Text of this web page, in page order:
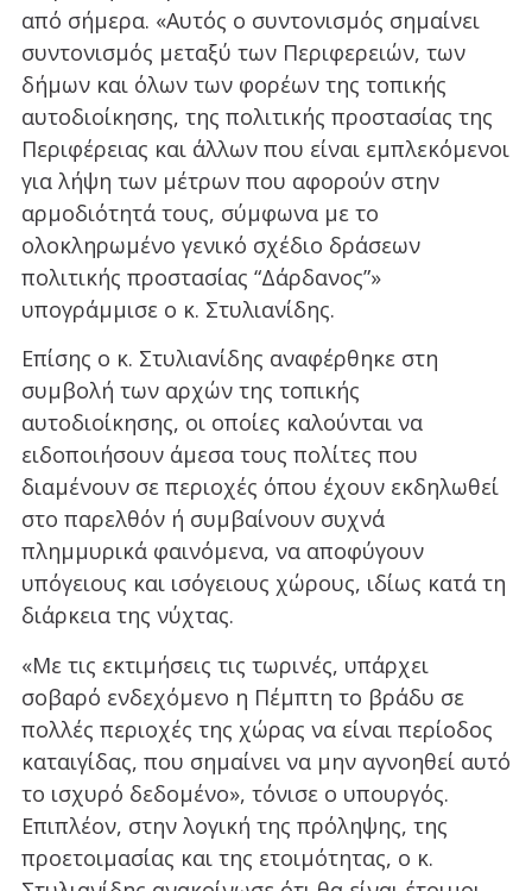
από σήμερα. «Αυτός ο συντονισμός σημαίνει
συντονισμός μεταξύ των Περιφερειών, των
δήμων και όλων των φορέων της τοπικής
αυτοδιοίκησης, της πολιτικής προστασίας της
Περιφέρειας και άλλων που είναι εμπλεκόμενοι
για λήψη των μέτρων που αφορούν στην
αρμοδιότητά τους, σύμφωνα με το
ολοκληρωμένο γενικό σχέδιο δράσεων
πολιτικής προστασίας “Δάρδανος”»
υπογράμμισε ο κ. Στυλιανίδης.
Επίσης ο κ. Στυλιανίδης αναφέρθηκε στη
συμβολή των αρχών της τοπικής
αυτοδιοίκησης, οι οποίες καλούνται να
ειδοποιήσουν άμεσα τους πολίτες που
διαμένουν σε περιοχές όπου έχουν εκδηλωθεί
στο παρελθόν ή συμβαίνουν συχνά
πλημμυρικά φαινόμενα, να αποφύγουν
υπόγειους και ισόγειους χώρους, ιδίως κατά τη
διάρκεια της νύχτας.
«Με τις εκτιμήσεις τις τωρινές, υπάρχει
σοβαρό ενδεχόμενο η Πέμπτη το βράδυ σε
πολλές περιοχές της χώρας να είναι περίοδος
καταιγίδας, που σημαίνει να μην αγνοηθεί αυτό
το ισχυρό δεδομένο», τόνισε ο υπουργός.
Επιπλέον, στην λογική της πρόληψης, της
προετοιμασίας και της ετοιμότητας, ο κ.